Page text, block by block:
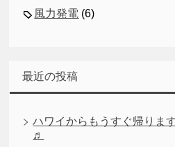
風力発電 (6)
最近の投稿
ハワイからもうすぐ帰りま
♬